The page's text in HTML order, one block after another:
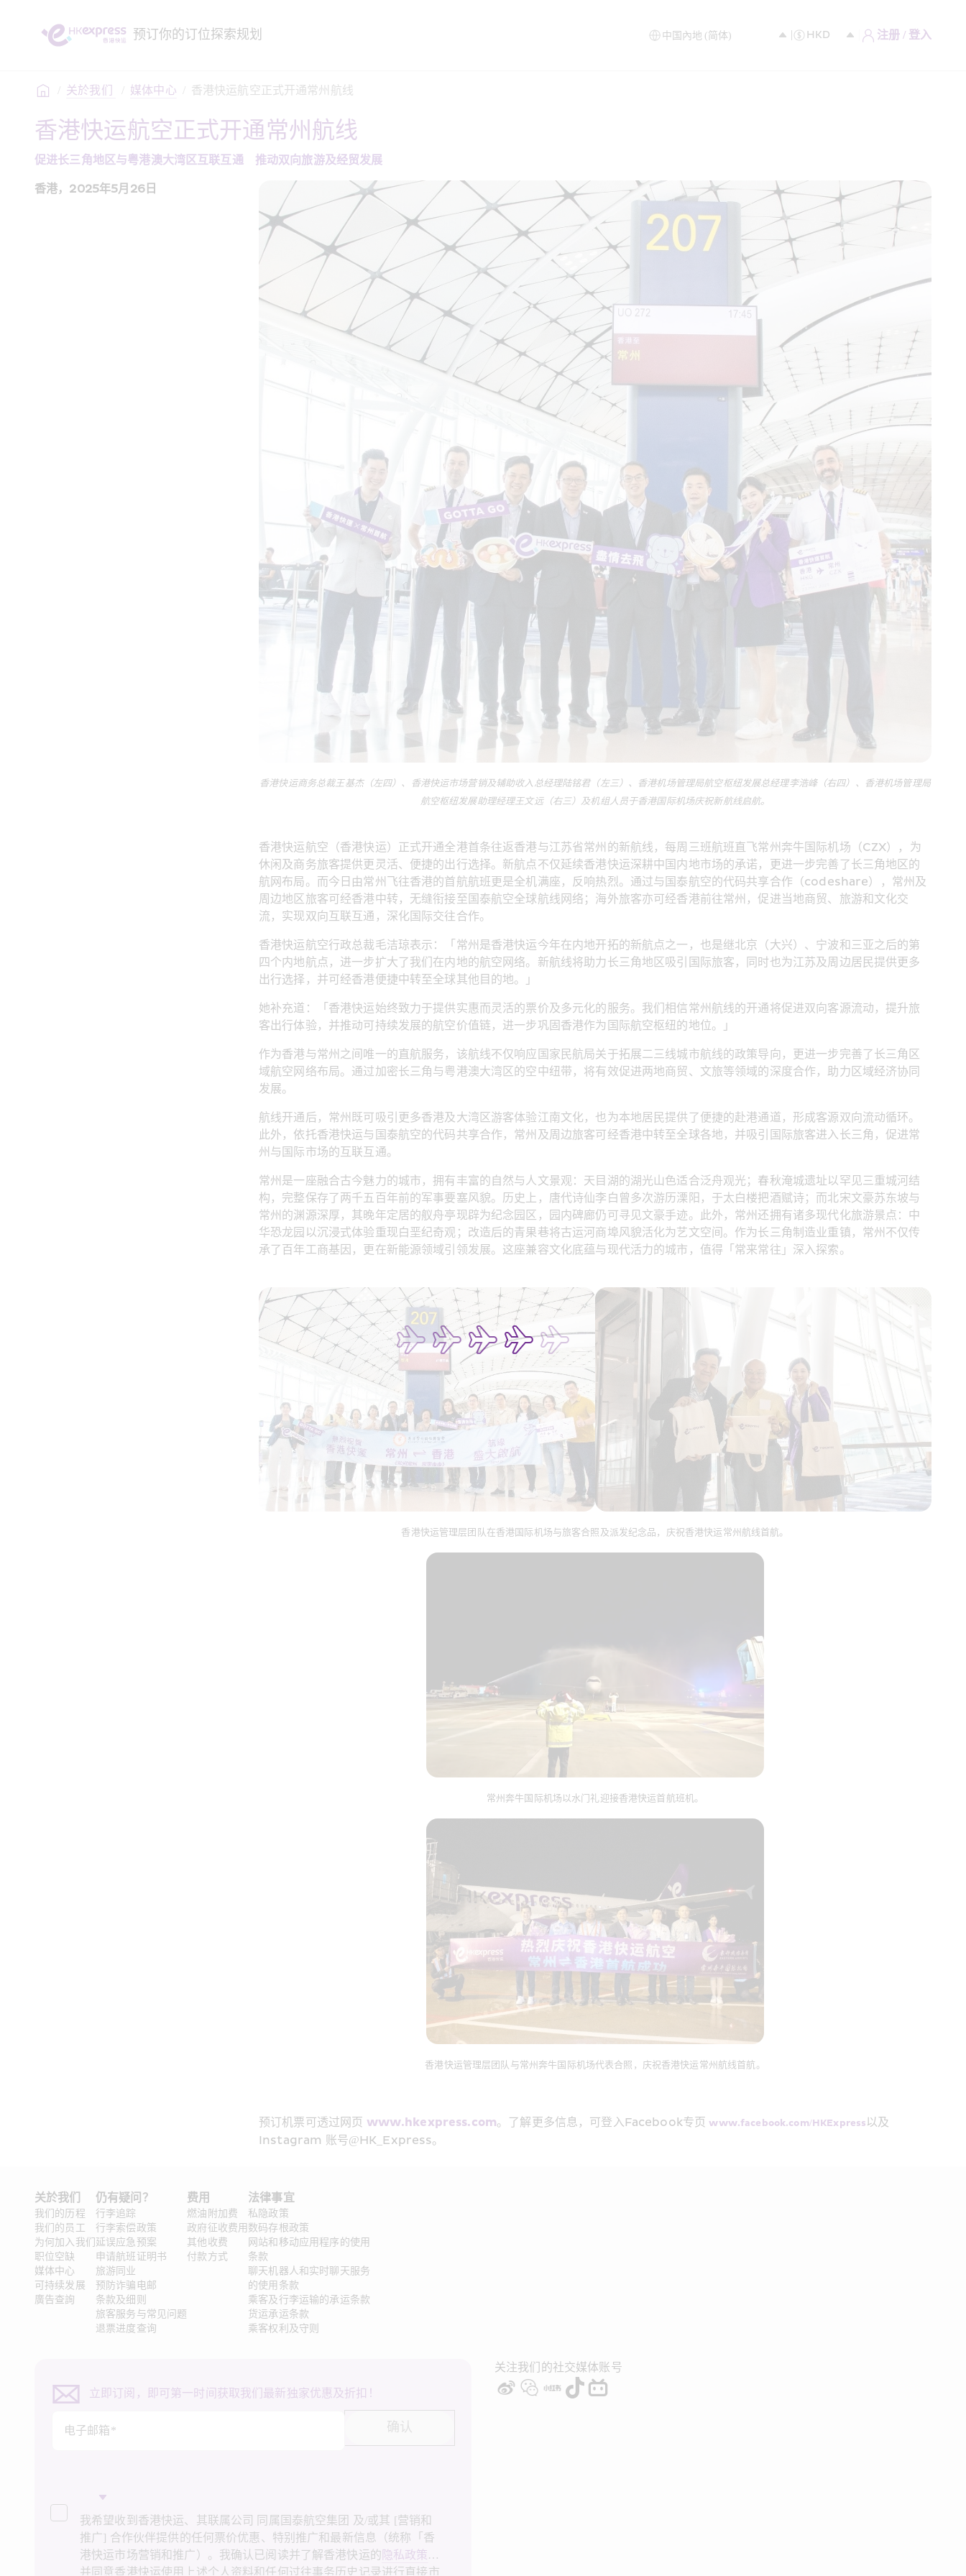
预订你的订位探索规划 注册 / 登入
/ 关於我们 / 媒体中心 / 香港快运航空正式开通常州航线
香港快运航空正式开通常州航线
促进长三角地区与粤港澳大湾区互联互通　推动双向旅游及经贸发展
香港，2025年5月26日
香港快运商务总裁王基杰（左四）、香港快运市场营销及辅助收入总经理陆铭君（左三）、香港机场管理局航空枢纽发展总经理李浩峰（右四）、香港机场管理局
航空枢纽发展助理经理王文远（右三）及机组人员于香港国际机场庆祝新航线启航。
香港快运航空（香港快运）正式开通全港首条往返香港与江苏省常州的新航线，每周三班航班直飞常州奔牛国际机场（CZX），为
休闲及商务旅客提供更灵活、便捷的出行选择。新航点不仅延续香港快运深耕中国内地市场的承诺，更进一步完善了长三角地区的
航网布局。而今日由常州飞往香港的首航航班更是全机满座，反响热烈。通过与国泰航空的代码共享合作（codeshare），常州及
周边地区旅客可经香港中转，无缝衔接至国泰航空全球航线网络；海外旅客亦可经香港前往常州，促进当地商贸、旅游和文化交
流，实现双向互联互通，深化国际交往合作。
香港快运航空行政总裁毛洁琼表示：「常州是香港快运今年在内地开拓的新航点之一，也是继北京（大兴）、宁波和三亚之后的第
四个内地航点，进一步扩大了我们在内地的航空网络。新航线将助力长三角地区吸引国际旅客，同时也为江苏及周边居民提供更多
出行选择，并可经香港便捷中转至全球其他目的地。」
她补充道：「香港快运始终致力于提供实惠而灵活的票价及多元化的服务。我们相信常州航线的开通将促进双向客源流动，提升旅
客出行体验，并推动可持续发展的航空价值链，进一步巩固香港作为国际航空枢纽的地位。」
作为香港与常州之间唯一的直航服务，该航线不仅响应国家民航局关于拓展二三线城市航线的政策导向，更进一步完善了长三角区
域航空网络布局。通过加密长三角与粤港澳大湾区的空中纽带，将有效促进两地商贸、文旅等领域的深度合作，助力区域经济协同
发展。
航线开通后，常州既可吸引更多香港及大湾区游客体验江南文化，也为本地居民提供了便捷的赴港通道，形成客源双向流动循环。
此外，依托香港快运与国泰航空的代码共享合作，常州及周边旅客可经香港中转至全球各地，并吸引国际旅客进入长三角，促进常
州与国际市场的互联互通。
常州是一座融合古今魅力的城市，拥有丰富的自然与人文景观：天目湖的湖光山色适合泛舟观光；春秋淹城遗址以罕见三重城河结
构，完整保存了两千五百年前的军事要塞风貌。历史上，唐代诗仙李白曾多次游历溧阳，于太白楼把酒赋诗；而北宋文豪苏东坡与
常州的渊源深厚，其晚年定居的舣舟亭现辟为纪念园区，园内碑廊仍可寻见文豪手迹。此外，常州还拥有诸多现代化旅游景点：中
华恐龙园以沉浸式体验重现白垩纪奇观；改造后的青果巷将古运河商埠风貌活化为艺文空间。作为长三角制造业重镇，常州不仅传
承了百年工商基因，更在新能源领域引领发展。这座兼容文化底蕴与现代活力的城市，值得「常来常往」深入探索。
香港快运管理层团队在香港国际机场与旅客合照及派发纪念品，庆祝香港快运常州航线首航。
常州奔牛国际机场以水门礼迎接香港快运首航班机。
香港快运管理层团队与常州奔牛国际机场代表合照，庆祝香港快运常州航线首航。
预订机票可透过网页 www.hkexpress.com。了解更多信息，可登入Facebook专页 www.facebook.com/HKExpress以及
Instagram 账号@HK_Express。
关於我们
我们的历程
我们的员工
为何加入我们
职位空缺
媒体中心
可持续发展
廣告查詢
仍有疑问？
行李追踪
行李索偿政策
延误应急预案
申请航班证明书
旅游同业
预防诈骗电邮
条款及细则
旅客服务与常见问题
退票进度查询
费用
燃油附加费
政府征收费用
其他收费
付款方式
法律事宜
私隐政策
数码存根政策
网站和移动应用程序的使用
条款
聊天机器人和实时聊天服务
的使用条款
乘客及行李运输的承运条款
货运承运条款
乘客权利及守则
立即订阅，即可第一时间获取我们最新独家优惠及折扣！
电子邮箱* 确认
我希望收到香港快运、其联属公司 同属国泰航空集团 及/或其 [营销和
推广] 合作伙伴提供的任何票价优惠、特别推广和最新信息（统称「香
港快运市场营销和推广）。我确认已阅读并了解香港快运的 隐私政策，
并同意香港快运使用上述个人资料和任何过往事务历史记录进行直接市
关注我们的社交媒体账号